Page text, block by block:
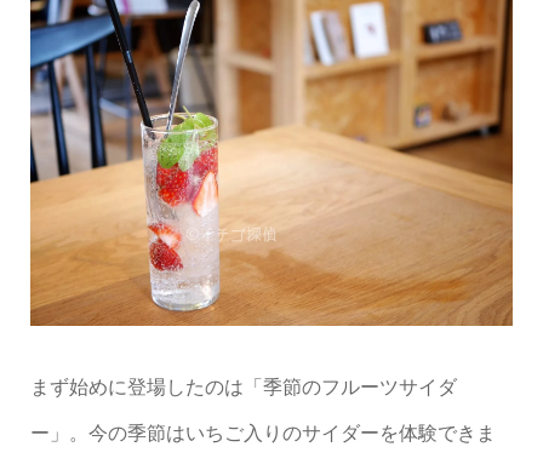
まず始めに登場したのは「季節のフルーツサイダ
ー」。今の季節はいちご入りのサイダーを体験できま